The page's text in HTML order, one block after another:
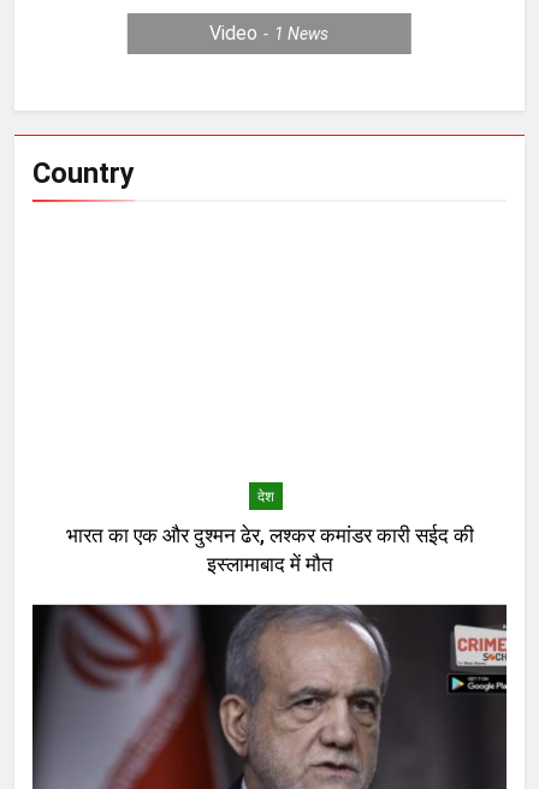
Video 1News
Country
देश
भारत का एक और दुश्मन ढेर, लश्कर कमांडर कारी सईद की
इस्लामाबाद में मौत